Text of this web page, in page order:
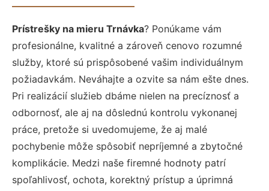
Prístrešky na mieru Trnávka? Ponúkame vám
profesionálne, kvalitné a zároveň cenovo rozumné
služby, ktoré sú prispôsobené vašim individuálnym
požiadavkám. Neváhajte a ozvite sa nám ešte dnes.
Pri realizácií služieb dbáme nielen na precíznosť a
odbornosť, ale aj na dôslednú kontrolu vykonanej
práce, pretože si uvedomujeme, že aj malé
pochybenie môže spôsobiť nepríjemné a zbytočné
komplikácie. Medzi naše firemné hodnoty patrí
spoľahlivosť, ochota, korektný prístup a úprimná